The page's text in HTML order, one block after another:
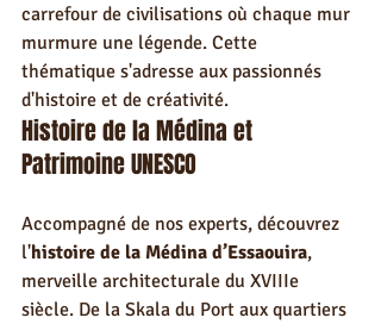
carrefour de civilisations où chaque mur
murmure une légende. Cette
thématique s'adresse aux passionnés
d'histoire et de créativité.
Histoire de la Médina et
Patrimoine UNESCO
Accompagné de nos experts, découvrez
l'histoire de la Médina d’Essaouira,
merveille architecturale du XVIIIe
siècle. De la Skala du Port aux quartiers